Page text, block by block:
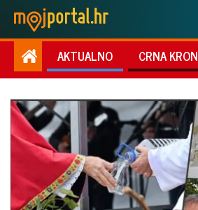
AKTUALNO CRNA